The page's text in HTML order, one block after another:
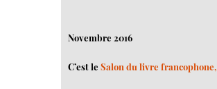
Novembre 2016
C’est leSalon du livre